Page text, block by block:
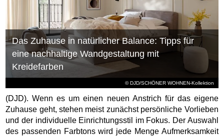
© DJD/SCHÖNER WOHNEN-Kollektion
Das Zuhause in natürlicher Balance: Tipps für
eine nachhaltige Wandgestaltung mit
Kreidefarben
(DJD). Wenn es um einen neuen Anstrich für das eigene
Zuhause geht, stehen meist zunächst persönliche Vorlieben
und der individuelle Einrichtungsstil im Fokus. Der Auswahl
des passenden Farbtons wird jede Menge Aufmerksamkeit